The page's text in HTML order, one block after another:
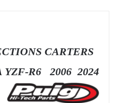
CARTERS
YZF-R6 2006 2024